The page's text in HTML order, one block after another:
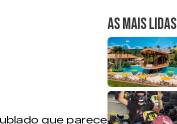
que parece
AS MAIS LIDAS